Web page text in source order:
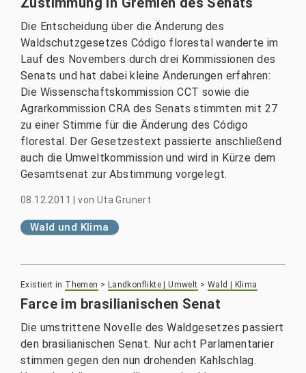
Die Entscheidung über die Änderung des
Waldschutzgesetzes Código florestal wanderte im
Lauf des Novembers durch drei Kommissionen des
Senats und hat dabei kleine Änderungen erfahren:
Die Wissenschaftskommission CCT sowie die
Agrarkommission CRA des Senats stimmten mit 27
zu einer Stimme für die Änderung des Código
florestal. Der Gesetzestext passierte anschließend
auch die Umweltkommission und wird in Kürze dem
Gesamtsenat zur Abstimmung vorgelegt.
08.12.2011 |von Uta Grunert
Wald und Klima
Existiert in Themen > Landkonflikte | Umwelt > Wald | Klima
Farce im brasilianischen Senat
Die umstrittene Novelle des Waldgesetzes passiert
den brasilianischen Senat. Nur acht Parlamentarier
stimmen gegen den nun drohenden Kahlschlag.